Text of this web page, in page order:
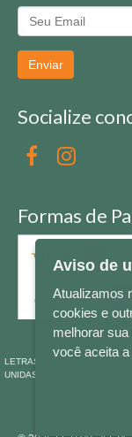
Enviar
Socialize
Formas de
LETRAS & CIA - CNPJ n°
UNIDAS , 2001 - Lojas 1064/
Aviso de
Atualizamos
cookies e
melhorar
você aceita